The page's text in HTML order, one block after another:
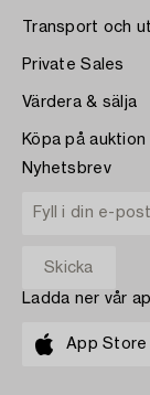
Transport och
Private Sales
Värdera & sälja
Köpa på auktion
Nyhetsbrev
Ladda ner vår
App Store